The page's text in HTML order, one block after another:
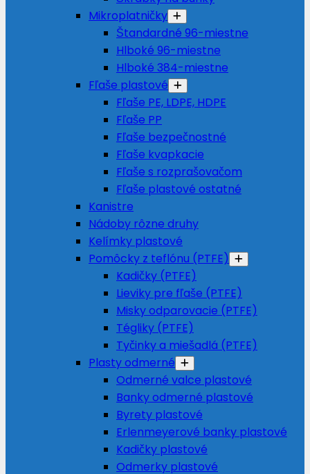
Mikroplatničky
Štandardné 96-miestne
Hlboké 96-miestne
Hlboké 384-miestne
Fľaše plastové
Fľaše PE, LDPE, HDPE
Fľaše PP
Fľaše bezpečnostné
Fľaše kvapkacie
Fľaše s rozprašovačom
Fľaše plastové ostatné
Kanistre
Nádoby rôzne druhy
Kelímky plastové
Pomôcky z teflónu (PTFE)
Kadičky (PTFE)
Lieviky pre fľaše (PTFE)
Misky odparovacie (PTFE)
Tégliky (PTFE)
Tyčinky a miešadlá (PTFE)
Plasty odmerné
Odmerné valce plastové
Banky odmerné plastové
Byrety plastové
Erlenmeyerové banky plastové
Kadičky plastové
Odmerky plastové